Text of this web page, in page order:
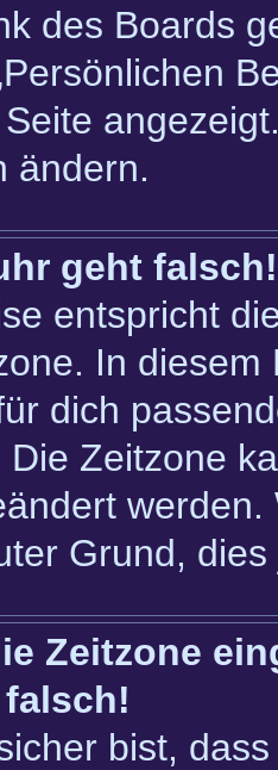
des Boards
ändern.
geht falsch!
entspricht
In diesem
dich
Die Zeitzone
Grund,
Zeitzone
bist,